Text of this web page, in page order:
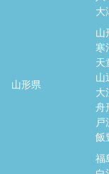
大
山形県
山
寒
天
山
大
舟
戸
飯
福